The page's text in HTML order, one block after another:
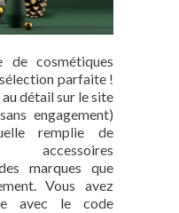
cosmétiques
parfaite !
détail sur le site
engagement)
remplie de
marques que
Vous avez
avec le code